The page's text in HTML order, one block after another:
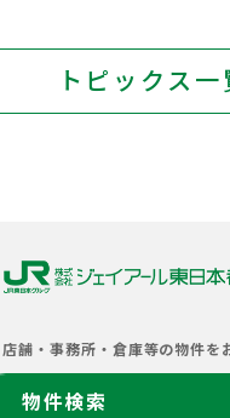
トピックス一
会
社
店舗・事務所・倉庫等の物件を
物件検索